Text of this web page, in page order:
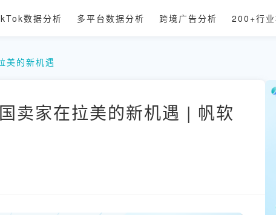
数据分析 多平台数据分析 跨境广告分析 200+行业
美的新机遇
卖家在拉美的新机遇 | 帆软